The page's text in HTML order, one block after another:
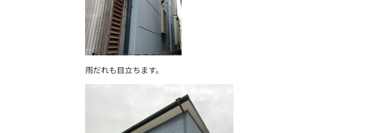
雨だれも目立ちます。